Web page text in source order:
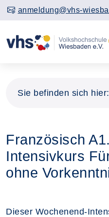
anmeldung@vhs-
Sie befinden sich hier:
Französisch
Intensivkurs
ohne
Dieser Wochenend-